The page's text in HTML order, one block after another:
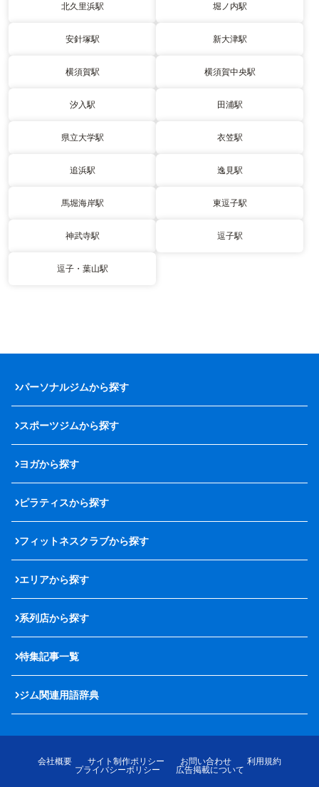
北久里浜駅 堀ノ内駅
安針塚駅 新大津駅
横須賀駅 横須賀中央駅
汐入駅 田浦駅
県立大学駅 衣笠駅
追浜駅 逸見駅
馬堀海岸駅 東逗子駅
神武寺駅 逗子駅
逗子・葉山駅
パーソナルジムから探す
スポーツジムから探す
ヨガから探す
ピラティスから探す
フィットネスクラブから探す
エリアから探す
系列店から探す
特集記事一覧
ジム関連用語辞典
会社概要 サイト制作ポリシー お問い合わせ
利用規約
プライバシーポリシー
広告掲載について